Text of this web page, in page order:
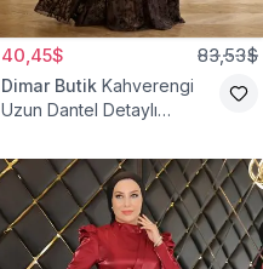
40,45$ 83,53$
Dimar Butik Kahverengi
Uzun Dantel Detaylı